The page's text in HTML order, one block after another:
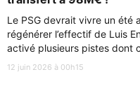
Le PSG devrait vivre un été
régénérer l’effectif de Luis
activé plusieurs pistes dont
12 juin 2026 à 00h15